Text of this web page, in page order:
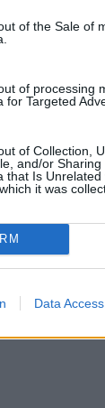
of the Sale of
of processing
for Targeted
of Collection,
and/or Sharing
that Is Unrelated
it was
Data Access
prvý
06:31